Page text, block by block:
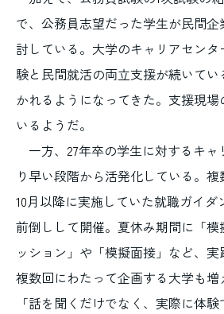
で、公務員志望だった学生が民間
討している。大学のキャリアセン
験と民間就活の両立支援が続いて
かれるようになってきた。支援現
いるようだ。
一方、 27年卒の学生に対するキャ
り早い段階から活発化している。
10月以降に実施していた就職ガイダ
前倒しして開催。夏休み期間に「
ッション」や「模擬面接」など、
複数回にわたって企画する大学も増
「話を聞くだけでなく、実際に体